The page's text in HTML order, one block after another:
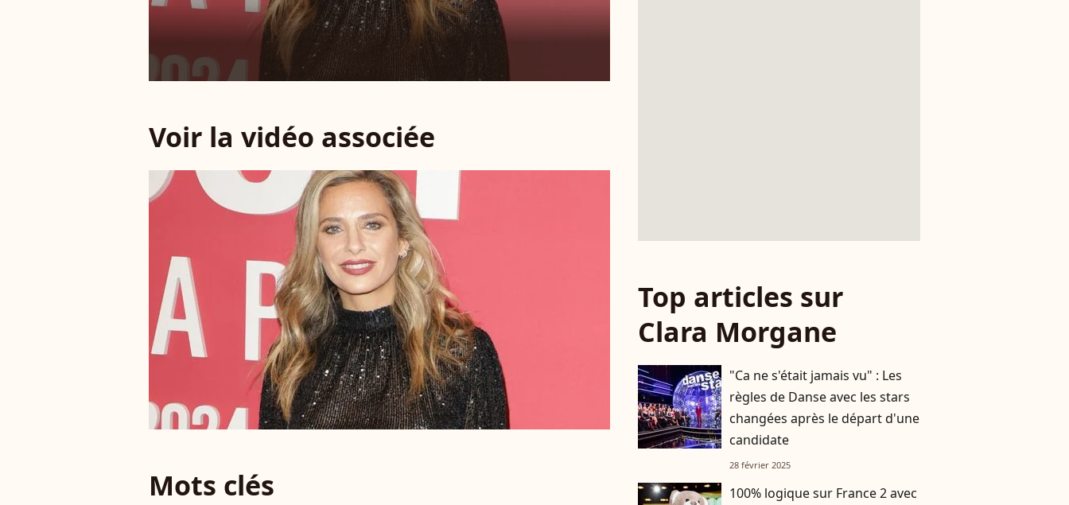
Voir la vidéo associée
Mots clés
Top articles sur
Clara Morgane
"Ca ne s'était jamais vu" : Les
règles de Danse avec les stars
changées après le départ d'une
candidate
28 février 2025
100% logique sur France 2 avec